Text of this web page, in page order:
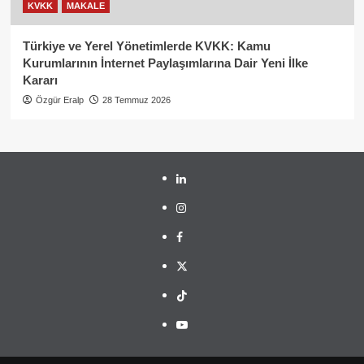
KVKK MAKALE
Türkiye ve Yerel Yönetimlerde KVKK: Kamu
Kurumlarının İnternet Paylaşımlarına Dair Yeni İlke
Kararı
Özgür Eralp 28 Temmuz 2026
linkedin
instagram
facebook
twitter
tiktok
youtube